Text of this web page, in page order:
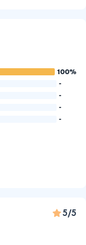
100%
-
-
-
-
5/5